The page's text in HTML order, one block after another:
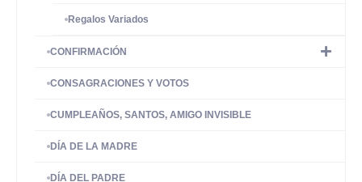
Regalos Variados
CONFIRMACIÓN
CONSAGRACIONES Y VOTOS
CUMPLEAÑOS, SANTOS, AMIGO INVISIBLE
DÍA DE LA MADRE
DÍA DEL PADRE